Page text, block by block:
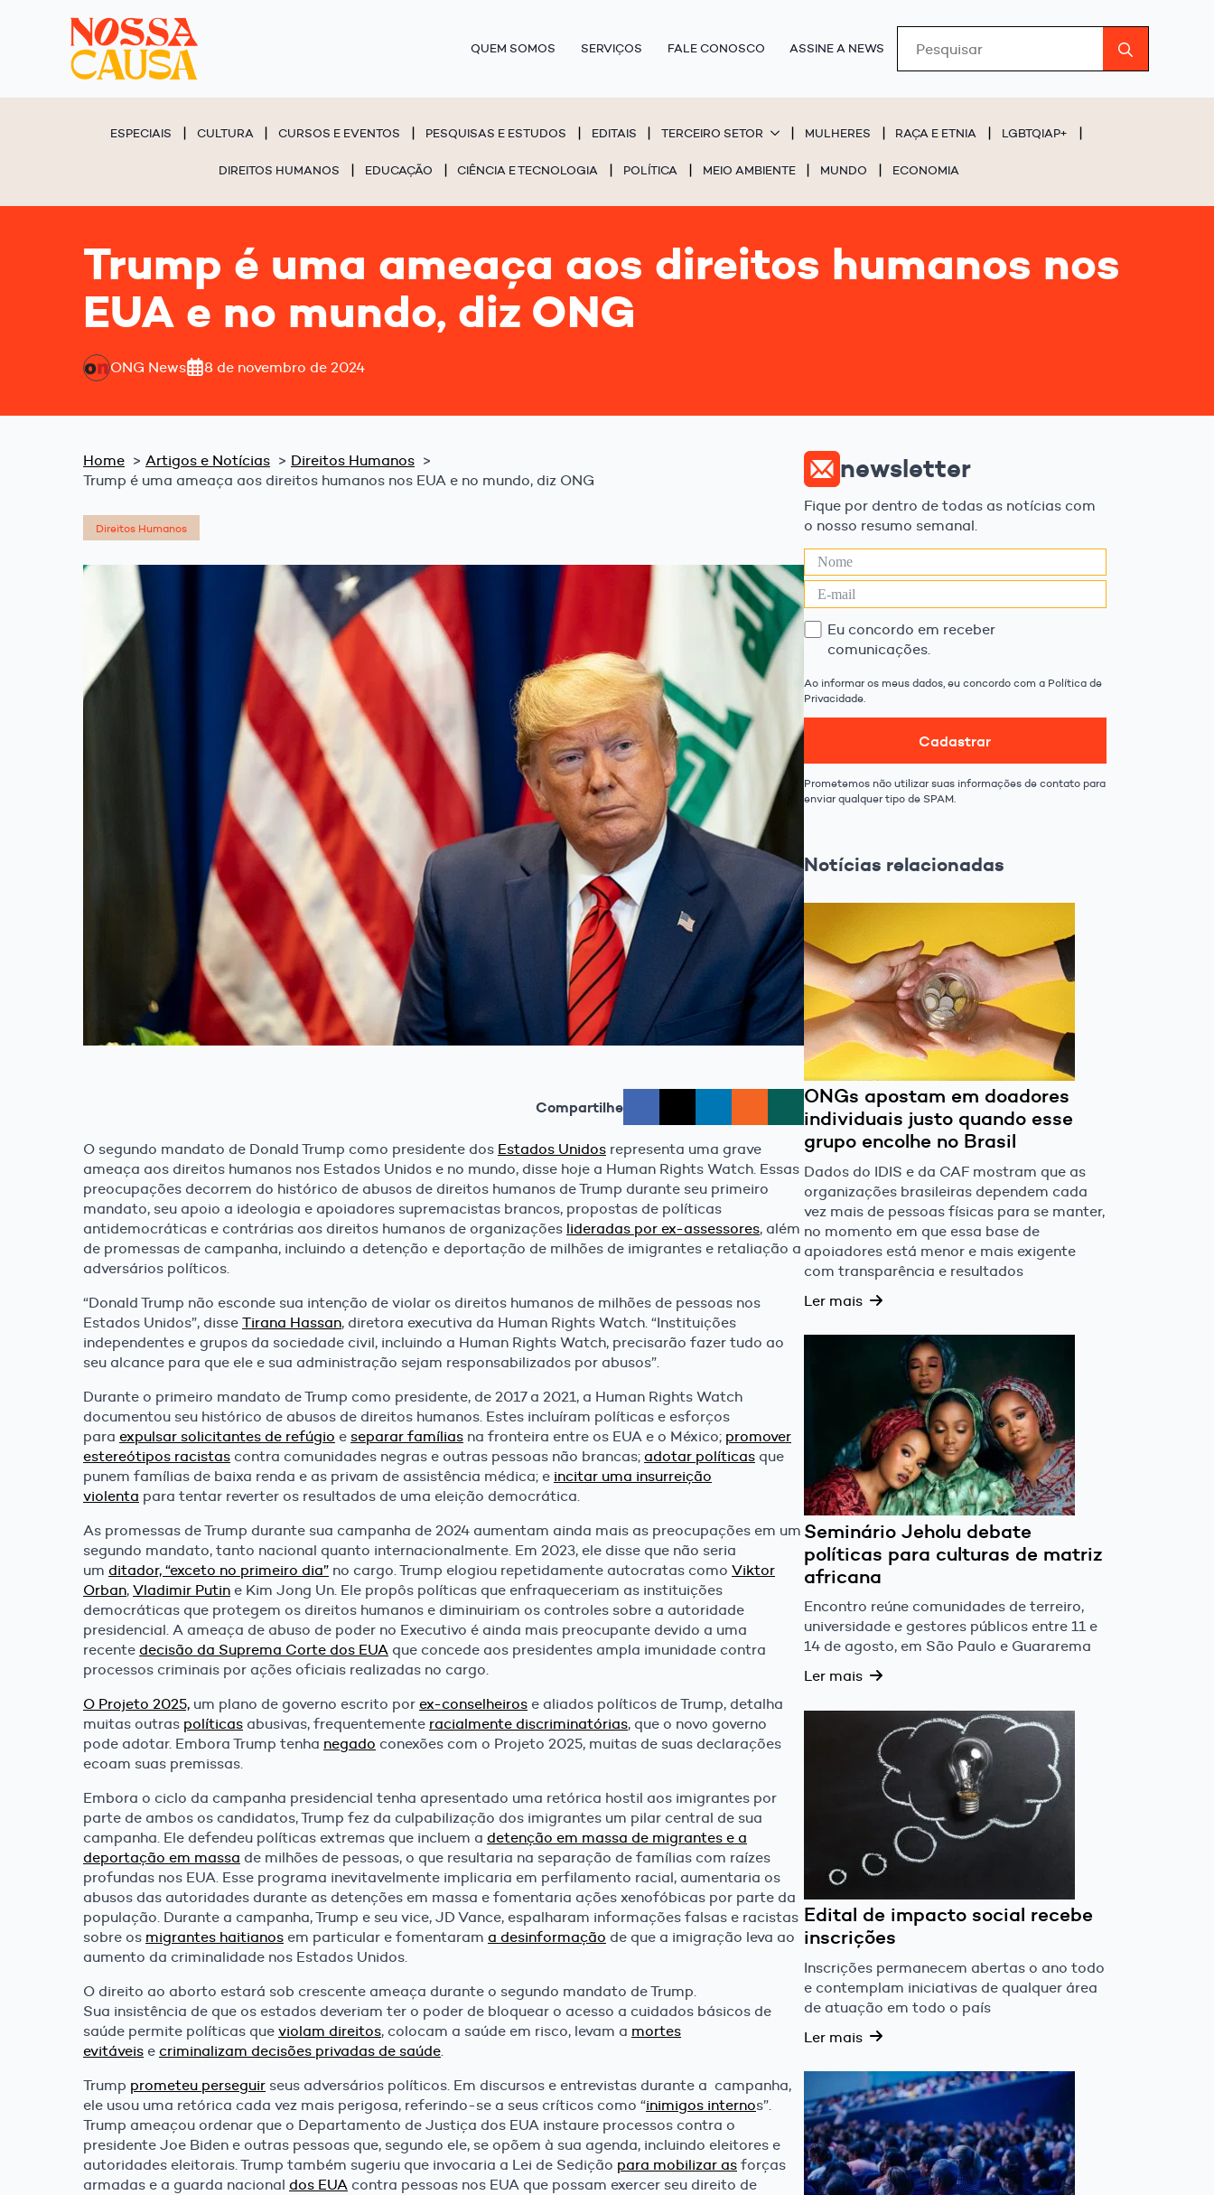
QUEM SOMOS SERVIÇOS FALE CONOSCO ASSINE A NEWS
ESPECIAIS CULTURA CURSOS E EVENTOS PESQUISAS E ESTUDOS EDITAIS TERCEIRO SETOR MULHERES RAÇA E ETNIA LGBTQIAP+
DIREITOS HUMANOS EDUCAÇÃO CIÊNCIA E TECNOLOGIA POLÍTICA MEIO AMBIENTE MUNDO ECONOMIA
Trump é uma ameaça aos direitos humanos nos
EUA e no mundo, diz ONG
ONG News 8 de novembro de 2024
Home Artigos e Notícias
Direitos Humanos
Trump é uma ameaça aos direitos humanos nos EUA e no mundo, diz ONG
Direitos Humanos
Compartilhe
O segundo mandato de Donald Trump como presidente dos Estados Unidos representa uma grave
ameaça aos direitos humanos nos Estados Unidos e no mundo, disse hoje a Human Rights Watch. Essas
preocupações decorrem do histórico de abusos de direitos humanos de Trump durante seu primeiro
mandato, seu apoio a ideologia e apoiadores supremacistas brancos, propostas de políticas
antidemocráticas e contrárias aos direitos humanos de organizações lideradas por ex-assessores, além
de promessas de campanha, incluindo a detenção e deportação de milhões de imigrantes e retaliação a
adversários políticos.
“Donald Trump não esconde sua intenção de violar os direitos humanos de milhões de pessoas nos
Estados Unidos”, disse Tirana Hassan, diretora executiva da Human Rights Watch. “Instituições
independentes e grupos da sociedade civil, incluindo a Human Rights Watch, precisarão fazer tudo ao
seu alcance para que ele e sua administração sejam responsabilizados por abusos”.
Durante o primeiro mandato de Trump como presidente, de 2017 a 2021, a Human Rights Watch
documentou seu histórico de abusos de direitos humanos. Estes incluíram políticas e esforços
para expulsar solicitantes de refúgio e separar famílias na fronteira entre os EUA e o México; promover
estereótipos racistas contra comunidades negras e outras pessoas não brancas; adotar políticas que
punem famílias de baixa renda e as privam de assistência médica; e incitar uma insurreição
violenta para tentar reverter os resultados de uma eleição democrática.
As promessas de Trump durante sua campanha de 2024 aumentam ainda mais as preocupações em um
segundo mandato, tanto nacional quanto internacionalmente. Em 2023, ele disse que não seria
um ditador, “exceto no primeiro dia” no cargo. Trump elogiou repetidamente autocratas como Viktor
Orban, Vladimir Putin e Kim Jong Un. Ele propôs políticas que enfraqueceriam as instituições
democráticas que protegem os direitos humanos e diminuiriam os controles sobre a autoridade
presidencial. A ameaça de abuso de poder no Executivo é ainda mais preocupante devido a uma
recente decisão da Suprema Corte dos EUA que concede aos presidentes ampla imunidade contra
processos criminais por ações oficiais realizadas no cargo.
O Projeto 2025, um plano de governo escrito por ex-conselheiros e aliados políticos de Trump, detalha
muitas outras políticas abusivas, frequentemente racialmente discriminatórias, que o novo governo
pode adotar. Embora Trump tenha negado conexões com o Projeto 2025, muitas de suas declarações
ecoam suas premissas.
Embora o ciclo da campanha presidencial tenha apresentado uma retórica hostil aos imigrantes por
parte de ambos os candidatos, Trump fez da culpabilização dos imigrantes um pilar central de sua
campanha. Ele defendeu políticas extremas que incluem a detenção em massa de migrantes e a
deportação em massa de milhões de pessoas, o que resultaria na separação de famílias com raízes
profundas nos EUA. Esse programa inevitavelmente implicaria em perfilamento racial, aumentaria os
abusos das autoridades durante as detenções em massa e fomentaria ações xenofóbicas por parte da
população. Durante a campanha, Trump e seu vice, JD Vance, espalharam informações falsas e racistas
sobre os migrantes haitianos em particular e fomentaram a desinformação de que a imigração leva ao
aumento da criminalidade nos Estados Unidos.
O direito ao aborto estará sob crescente ameaça durante o segundo mandato de Trump.
Sua insistência de que os estados deveriam ter o poder de bloquear o acesso a cuidados básicos de
saúde permite políticas que violam direitos, colocam a saúde em risco, levam a mortes
evitáveis e criminalizam decisões privadas de saúde.
Trump prometeu perseguir seus adversários políticos. Em discursos e entrevistas durante a campanha,
ele usou uma retórica cada vez mais perigosa, referindo-se a seus críticos como “inimigos internos”.
Trump ameaçou ordenar que o Departamento de Justiça dos EUA instaure processos contra o
presidente Joe Biden e outras pessoas que, segundo ele, se opõem à sua agenda, incluindo eleitores e
autoridades eleitorais. Trump também sugeriu que invocaria a Lei de Sedição para mobilizar as forças
armadas e a guarda nacional dos EUA contra pessoas nos EUA que possam exercer seu direito de
newsletter
Fique por dentro de todas as notícias com
o nosso resumo semanal.
Eu concordo em receber
comunicações.
Ao informar os meus dados, eu concordo com a Política de
Privacidade.
Cadastrar
Prometemos não utilizar suas informações de contato para
enviar qualquer tipo de SPAM.
Notícias relacionadas
ONGs apostam em doadores
individuais justo quando esse
grupo encolhe no Brasil
Dados do IDIS e da CAF mostram que as
organizações brasileiras dependem cada
vez mais de pessoas físicas para se manter,
no momento em que essa base de
apoiadores está menor e mais exigente
com transparência e resultados
Ler mais
Seminário Jeholu debate
políticas para culturas de matriz
africana
Encontro reúne comunidades de terreiro,
universidade e gestores públicos entre 11 e
14 de agosto, em São Paulo e Guararema
Ler mais
Edital de impacto social recebe
inscrições
Inscrições permanecem abertas o ano todo
e contemplam iniciativas de qualquer área
de atuação em todo o país
Ler mais